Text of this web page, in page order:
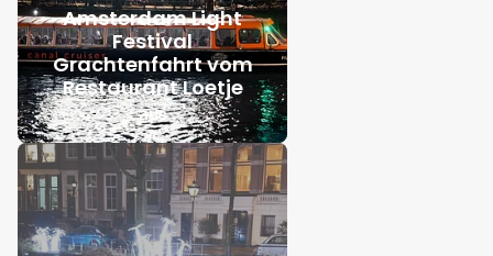
Amsterdam Light
Festival
Grachtenfahrt vom
Restaurant Loetje
aus